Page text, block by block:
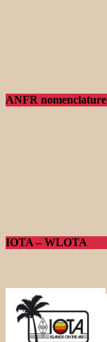
ANFR nomenclature
IOTA – WLOTA